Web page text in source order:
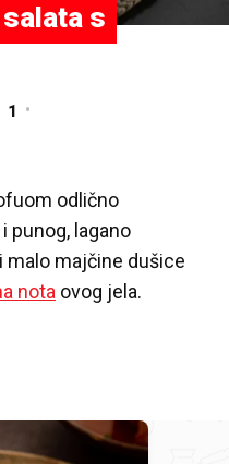
s
1
odlično
punog, lagano
malo majčine dušice
nota ovog jela.